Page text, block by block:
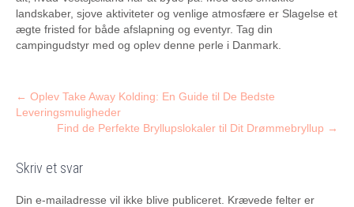
landskaber, sjove aktiviteter og venlige atmosfære er Slagelse et
ægte fristed for både afslapning og eventyr. Tag din
campingudstyr med og oplev denne perle i Danmark.
Post
navigation
← Oplev Take Away Kolding: En Guide til De Bedste
Leveringsmuligheder
Find de Perfekte Bryllupslokaler til Dit Drømmebryllup →
Skriv et svar
Din e-mailadresse vil ikke blive publiceret. Krævede felter er